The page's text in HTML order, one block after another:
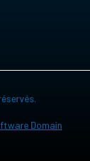
Domain